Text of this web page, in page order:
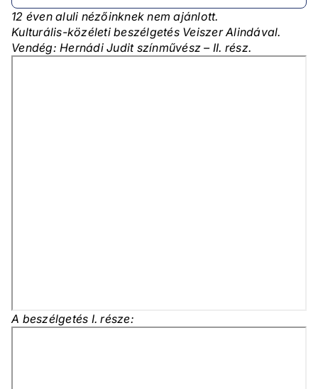
12 éven aluli nézőinknek nem ajánlott.
Kulturális-közéleti beszélgetés Veiszer Alindával.
Vendég: Hernádi Judit színművész – II. rész.
A beszélgetés I. része: